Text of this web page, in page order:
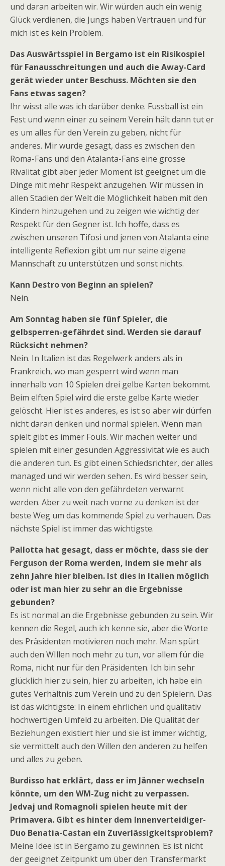
und daran arbeiten wir. Wir würden auch ein wenig
Glück verdienen, die Jungs haben Vertrauen und für
mich ist es kein Problem.
Das Auswärtsspiel in Bergamo ist ein Risikospiel
für Fanausschreitungen und auch die Away-Card
gerät wieder unter Beschuss. Möchten sie den
Fans etwas sagen?
Ihr wisst alle was ich darüber denke. Fussball ist ein
Fest und wenn einer zu seinem Verein hält dann tut er
es um alles für den Verein zu geben, nicht für
anderes. Mir wurde gesagt, dass es zwischen den
Roma-Fans und den Atalanta-Fans eine grosse
Rivalität gibt aber jeder Moment ist geeignet um die
Dinge mit mehr Respekt anzugehen. Wir müssen in
allen Stadien der Welt die Möglichkeit haben mit den
Kindern hinzugehen und zu zeigen wie wichtig der
Respekt für den Gegner ist. Ich hoffe, dass es
zwischen unseren Tifosi und jenen von Atalanta eine
intelligente Reflexion gibt um nur seine eigene
Mannschaft zu unterstützen und sonst nichts.
Kann Destro von Beginn an spielen?
Nein.
Am Sonntag haben sie fünf Spieler, die
gelbsperren-gefährdet sind. Werden sie darauf
Rücksicht nehmen?
Nein. In Italien ist das Regelwerk anders als in
Frankreich, wo man gesperrt wird wenn man
innerhalb von 10 Spielen drei gelbe Karten bekommt.
Beim elften Spiel wird die erste gelbe Karte wieder
gelöscht. Hier ist es anderes, es ist so aber wir dürfen
nicht daran denken und normal spielen. Wenn man
spielt gibt es immer Fouls. Wir machen weiter und
spielen mit einer gesunden Aggressivität wie es auch
die anderen tun. Es gibt einen Schiedsrichter, der alles
managed und wir werden sehen. Es wird besser sein,
wenn nicht alle von den gefährdeten verwarnt
werden. Aber zu weit nach vorne zu denken ist der
beste Weg um das kommende Spiel zu verhauen. Das
nächste Spiel ist immer das wichtigste.
Pallotta hat gesagt, dass er möchte, dass sie der
Ferguson der Roma werden, indem sie mehr als
zehn Jahre hier bleiben. Ist dies in Italien möglich
oder ist man hier zu sehr an die Ergebnisse
gebunden?
Es ist normal an die Ergebnisse gebunden zu sein. Wir
kennen die Regel, auch ich kenne sie, aber die Worte
des Präsidenten motivieren noch mehr. Man spürt
auch den WIllen noch mehr zu tun, vor allem für die
Roma, nicht nur für den Präsidenten. Ich bin sehr
glücklich hier zu sein, hier zu arbeiten, ich habe ein
gutes Verhältnis zum Verein und zu den Spielern. Das
ist das wichtigste: In einem ehrlichen und qualitativ
hochwertigen Umfeld zu arbeiten. Die Qualität der
Beziehungen existiert hier und sie ist immer wichtig,
sie vermittelt auch den Willen den anderen zu helfen
und alles zu geben.
Burdisso hat erklärt, dass er im Jänner wechseln
könnte, um den WM-Zug nicht zu verpassen.
Jedvaj und Romagnoli spielen heute mit der
Primavera. Gibt es hinter dem Innenverteidiger-
Duo Benatia-Castan ein Zuverlässigkeitsproblem?
Meine Idee ist in Bergamo zu gewinnen. Es ist nicht
der geeignet Zeitpunkt um über den Transfermarkt